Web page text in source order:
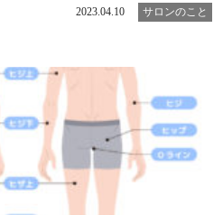
2023.04.10 サロンのこと